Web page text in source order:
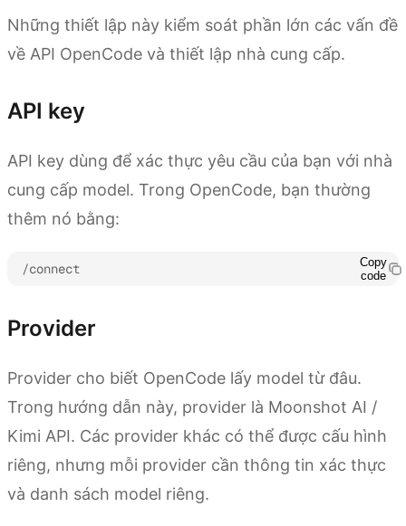
Những thiết lập này kiểm soát phần lớn các vấn đề
về API OpenCode và thiết lập nhà cung cấp.
API key
API key dùng để xác thực yêu cầu của bạn với nhà
cung cấp model. Trong OpenCode, bạn thường
thêm nó bằng:
/connect
Copy
code
Provider
Provider cho biết OpenCode lấy model từ đâu.
Trong hướng dẫn này, provider là Moonshot AI /
Kimi API. Các provider khác có thể được cấu hình
riêng, nhưng mỗi provider cần thông tin xác thực
và danh sách model riêng.